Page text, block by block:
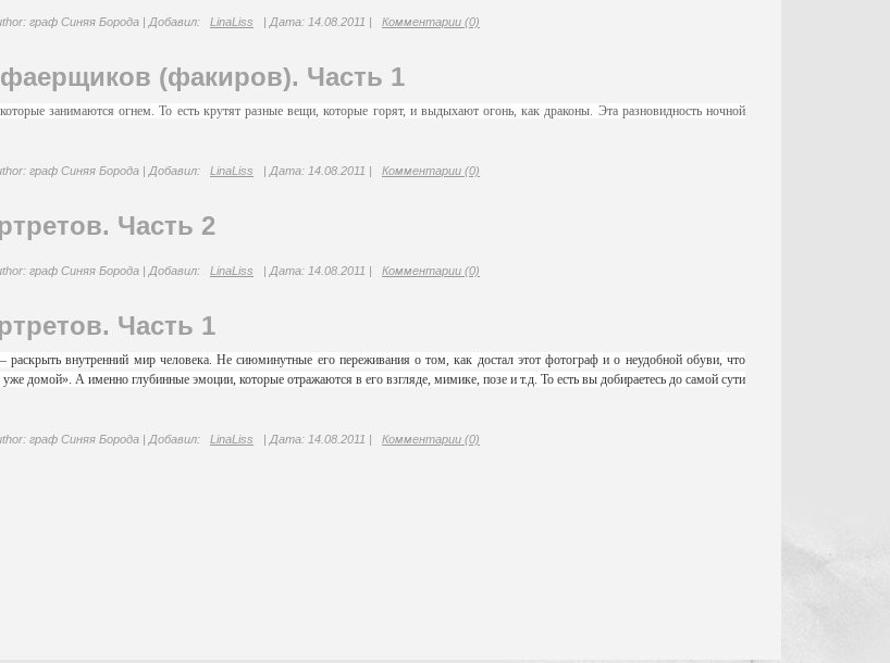
граф Синяя Борода | Добавил: LinaLiss | Дата: 14.08.2011 | Комментарии (0)
(факиров). Часть 1
занимаются огнем. То есть крутят разные вещи, которые горят, и выдыхают огонь, как драконы. Эта разновидность ночной
граф Синяя Борода | Добавил: LinaLiss | Дата: 14.08.2011 | Комментарии (0)
Часть 2
граф Синяя Борода | Добавил: LinaLiss | Дата: 14.08.2011 | Комментарии (0)
Часть 1
раскрыть внутренний мир человека. Не сиюминутные его переживания о том, как достал этот фотограф и о неудобной обуви, что
домой». А именно глубинные эмоции, которые отражаются в его взгляде, мимике, позе и т.д. То есть вы добираетесь до самой сути
граф Синяя Борода | Добавил: LinaLiss | Дата: 14.08.2011 | Комментарии (0)